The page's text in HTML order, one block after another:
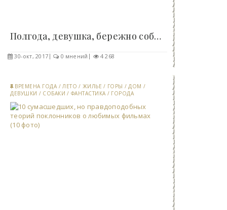
Полгода, девушка, бережно собирала 6 000 листьев,..
30-окт, 2017 0 мнений 4 268
ВРЕМЕНА ГОДА /ЛЕТО / ЖИЛЬЕ / ГОРЫ /ДОМ /
ДЕВУШКИ / СОБАКИ / ФАНТАСТИКА / ГОРОДА